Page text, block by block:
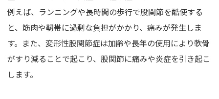
例えば、ランニングや長時間の歩行で股関節を酷使する
と、筋肉や靭帯に過剰な負担がかかり、痛みが発生しま
す。また、変形性股関節症は加齢や長年の使用により軟骨
がすり減ることで起こり、股関節に痛みや炎症を引き起こ
します。